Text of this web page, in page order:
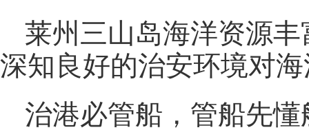
莱州三山岛海洋资源
深知良好的治安环境对
治港必管船，管船先